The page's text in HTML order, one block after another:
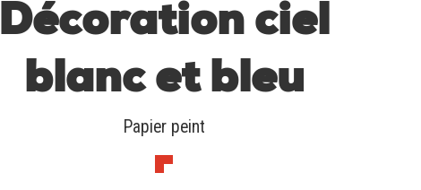
Décoration ciel
blanc et bleu
Papier peint